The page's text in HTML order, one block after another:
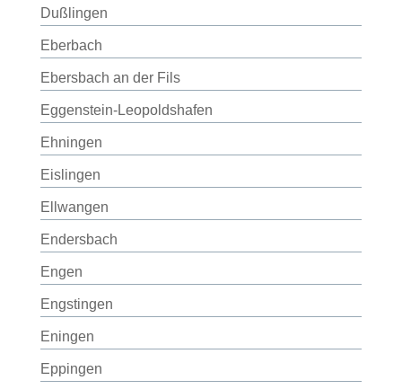
Dußlingen
Eberbach
Ebersbach an der Fils
Eggenstein-Leopoldshafen
Ehningen
Eislingen
Ellwangen
Endersbach
Engen
Engstingen
Eningen
Eppingen